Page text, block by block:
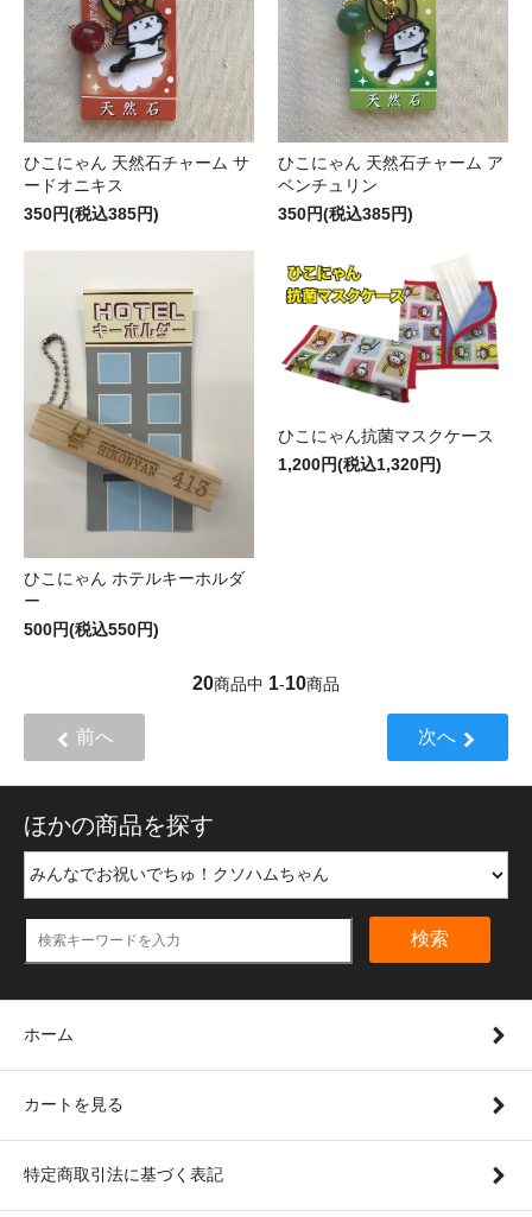
ひこにゃん 天然石チャーム サ
ードオニキス
350円(税込385円)
ひこにゃん 天然石チャーム ア
ベンチュリン
350円(税込385円)
ひこにゃん ホテルキーホルダ
ー
500円(税込550円)
ひこにゃん抗菌マスクケース
1,200円(税込1,320円)
20商品中 1-10商品
前へ 次へ
ほかの商品を探す
検索
ホーム
カートを見る
特定商取引法に基づく表記